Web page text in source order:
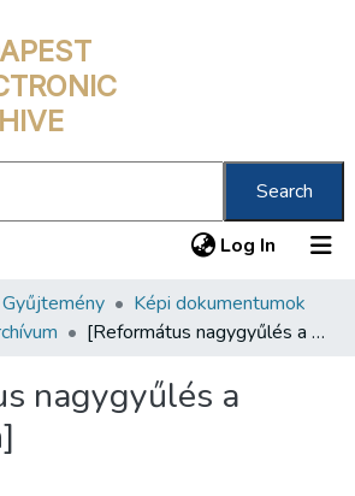
Search
Log In (current)
Képi dokumentumok
[Református nagygyűlés a Vigadóban]
nagygyűlés a